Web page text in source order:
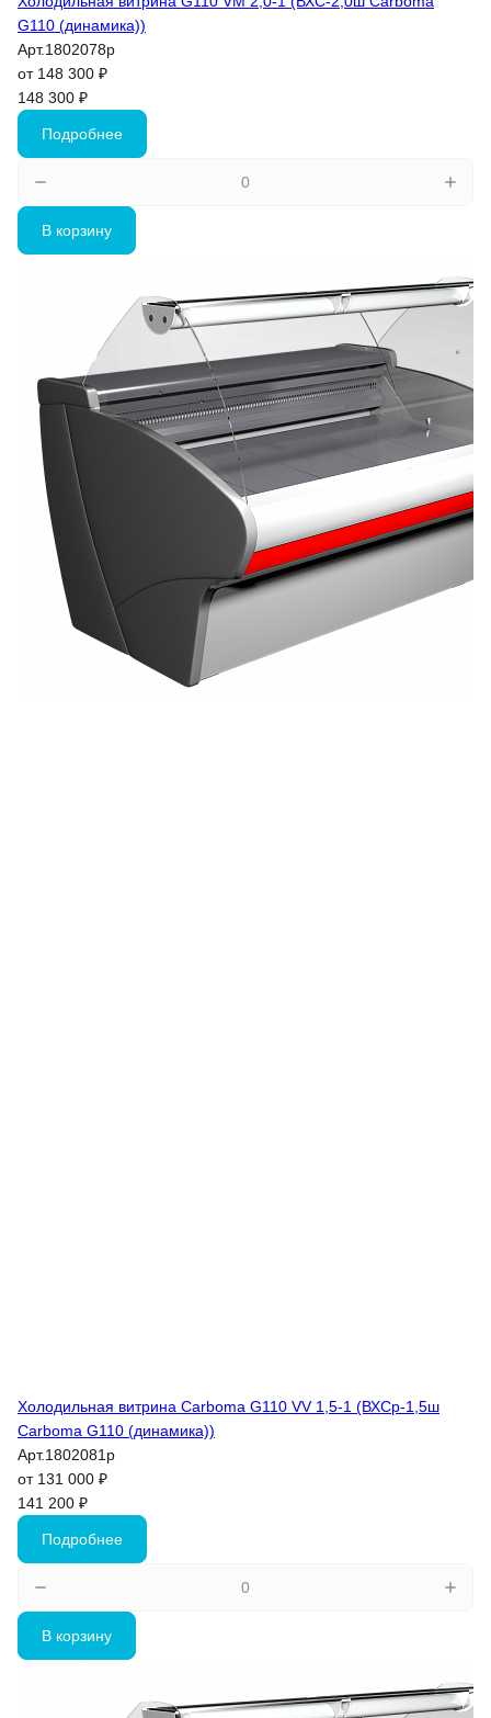
G110 (динамика))
Арт.1802078p
от 148 300 ₽
148 300 ₽
Подробнее
В корзину
Холодильная витрина Carboma G110 VV 1,5-1 (ВХСр-1,5ш
Carboma G110 (динамика))
Арт.1802081p
от 131 000 ₽
141 200 ₽
Подробнее
В корзину